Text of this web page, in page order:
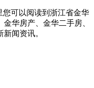
您可以阅读到浙江省金华
华房产、金华二手房、
闻资讯。